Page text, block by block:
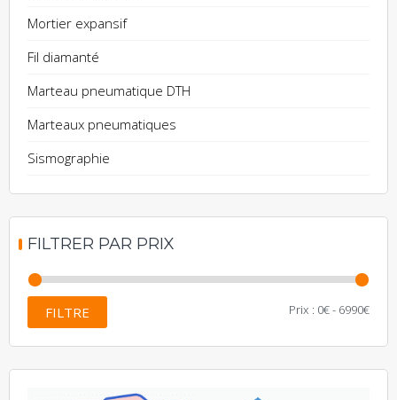
Mortier expansif
Fil diamanté
Marteau pneumatique DTH
Marteaux pneumatiques
Sismographie
FILTRER PAR PRIX
Prix
Prix
FILTRE Prix : 0€- 6990€